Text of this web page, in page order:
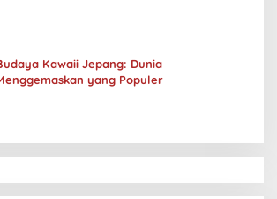
Kawaii Jepang: Dunia
yang Populer